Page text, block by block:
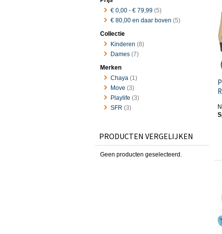
€ 0,00 - € 79,99 (5)
€ 80,00 en daar boven (5)
Collectie
Kinderen (8)
Dames (7)
Merken
Chaya (1)
Move (3)
Playlife (3)
SFR (3)
PRODUCTEN VERGELIJKEN
Geen producten geselecteerd.